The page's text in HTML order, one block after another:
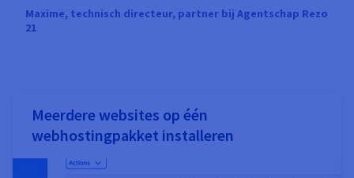
Maxime, technisch directeur, partner bij Agentschap Rezo
21
Meerdere websites op één
webhostingpakket installeren